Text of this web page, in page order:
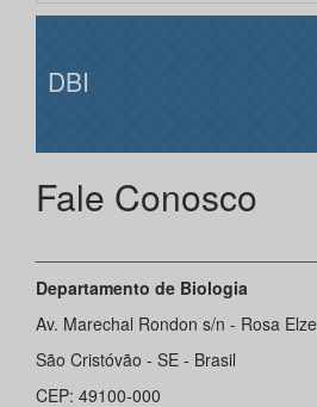
DBI
Fale Conosco
Departamento de Biologia
Av. Marechal Rondon s/n - Rosa Elze
São Cristóvão - SE - Brasil
CEP: 49100-000